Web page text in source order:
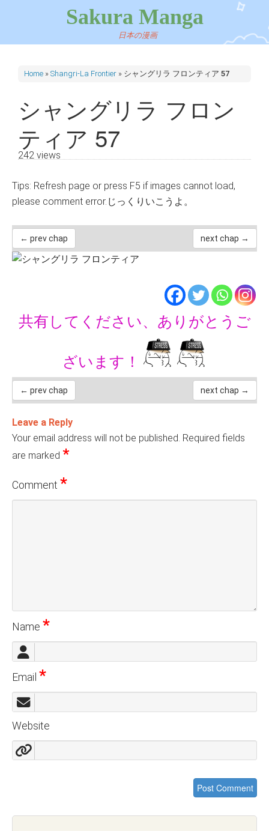
Sakura Manga
日本の漫画
Home » Shangri-La Frontier » シャングリラ フロンティア 57
シャングリラ フロン
ティア 57
242 views
Tips: Refresh page or press F5 if images cannot load,
please comment error.じっくりいこうよ。
← prev chap next chap →
共有してください、ありがとうご
ざいます！
← prev chap next chap →
Leave a Reply
Your email address will not be published. Required fields
are marked *
Comment *
Name *
Email *
Website